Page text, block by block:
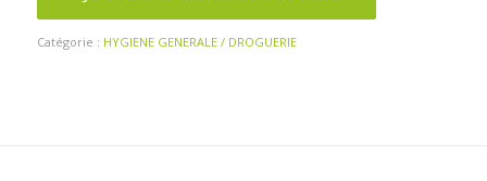
Catégorie : HYGIENE GENERALE / DROGUERIE